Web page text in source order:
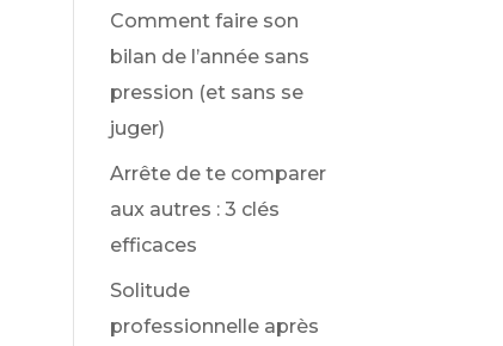
Comment faire son
bilan de l’année sans
pression (et sans se
juger)
Arrête de te comparer
aux autres : 3 clés
efficaces
Solitude
professionnelle après